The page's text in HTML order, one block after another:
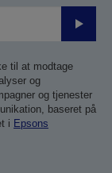
Send
til at modtage
og
og tjenester
baseret på
i Epsons